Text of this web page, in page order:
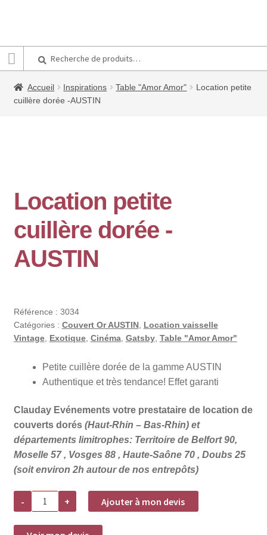
pour :
Accueil Inspirations Table "Amor Amor"
Location petite
cuillère dorée -AUSTIN
Location petite
cuillère dorée -
AUSTIN
Référence : 3034
Catégories : Couvert Or AUSTIN, Location vaisselle
Vintage, Exotique, Cinéma, Gatsby, Table "Amor Amor"
Petite cuillère dorée de la gamme AUSTIN
Authentique et très tendance! Effet garanti
Clauday Evénements votre prestataire de location de
couverts dorés (Haut-Rhin – Bas-Rhin) et
départements limitrophes: Territoire de Belfort 90,
Moselle 57 , Vosges 88 , Haute-Saône 70 , Doubs 25
(soit environ 2h autour de nos entrepôts)
-
quantité
Location
petite
cuillère
+ Ajouter à mon devis